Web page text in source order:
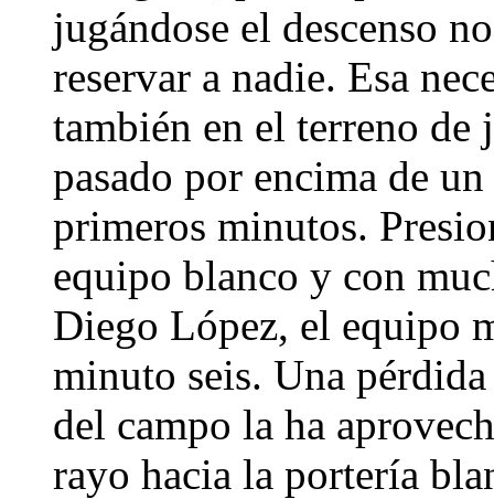
jugándose el descenso
reservar a nadie. Esa
también en el terreno de
pasado por encima de
primeros minutos.
equipo blanco y con
Diego López, el equipo
minuto seis. Una
del campo la ha
rayo hacia la portería